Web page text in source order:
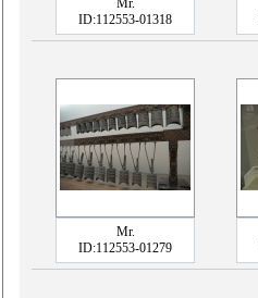
Mr.
ID:112553-01318
Mr.
ID:112553-01279